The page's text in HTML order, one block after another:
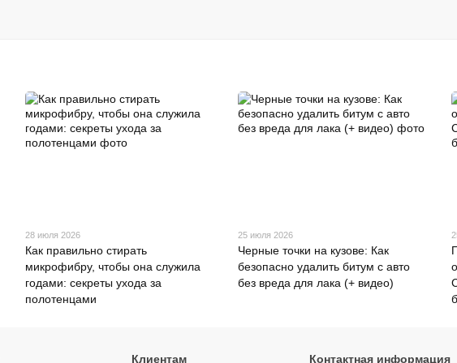
28 июля 2026
Как правильно стирать
микрофибру, чтобы она служила
годами: секреты ухода за
полотенцами
25 июля 2026
Черные точки на кузове: Как
безопасно удалить битум с авто
без вреда для лака (+ видео)
Клиентам Контактная информация